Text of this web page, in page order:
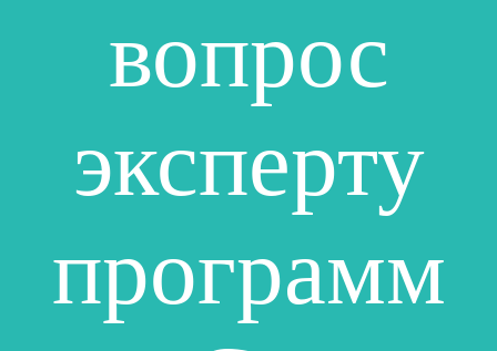
вопрос
эксперту
программ